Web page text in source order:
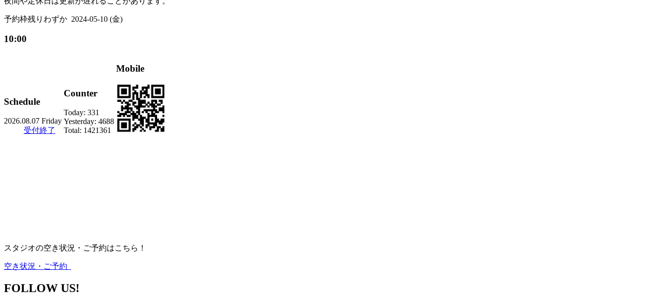
予約枠残りわずか 2024-05-10 (金)
10:00
Schedule
2026.08.07 Friday
受付終了
Counter
Today: 331
Yesterday: 4688
Total: 1421361
Mobile
スタジオの空き状況・ご予約はこちら！
空き状況・ご予約
FOLLOW US!